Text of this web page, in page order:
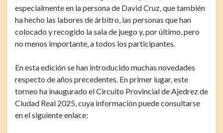
especialmente en la persona de David Cruz, que también
ha hecho las labores de árbitro, las personas que han
colocado y recogido la sala de juego y, por último, pero
no menos importante, a todos los participantes.
En esta edición se han introducido muchas novedades
respecto de años precedentes. En primer lugar, este
torneo ha inaugurado el Circuito Provincial de Ajedrez de
Ciudad Real 2025, cuya información puede consultarse
en el siguiente enlace: